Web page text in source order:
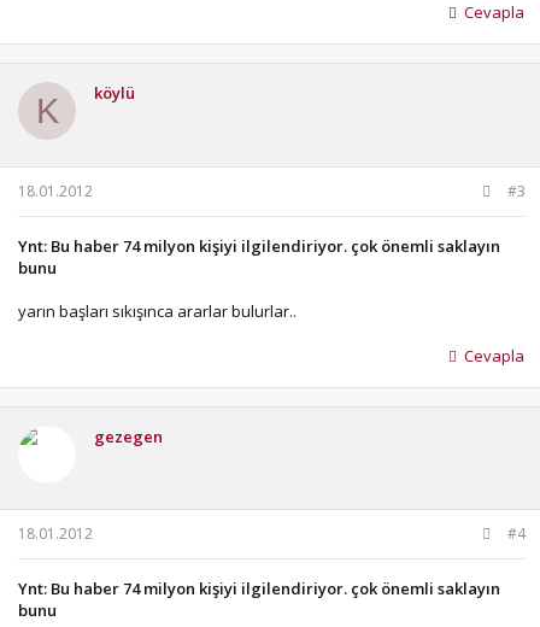
Cevapla
K köylü
18.01.2012 #3
Ynt: Bu haber 74 milyon kişiyi ilgilendiriyor. çok önemli saklayın
bunu
yarın başları sıkışınca ararlar bulurlar..
Cevapla
gezegen
18.01.2012 #4
Ynt: Bu haber 74 milyon kişiyi ilgilendiriyor. çok önemli saklayın
bunu